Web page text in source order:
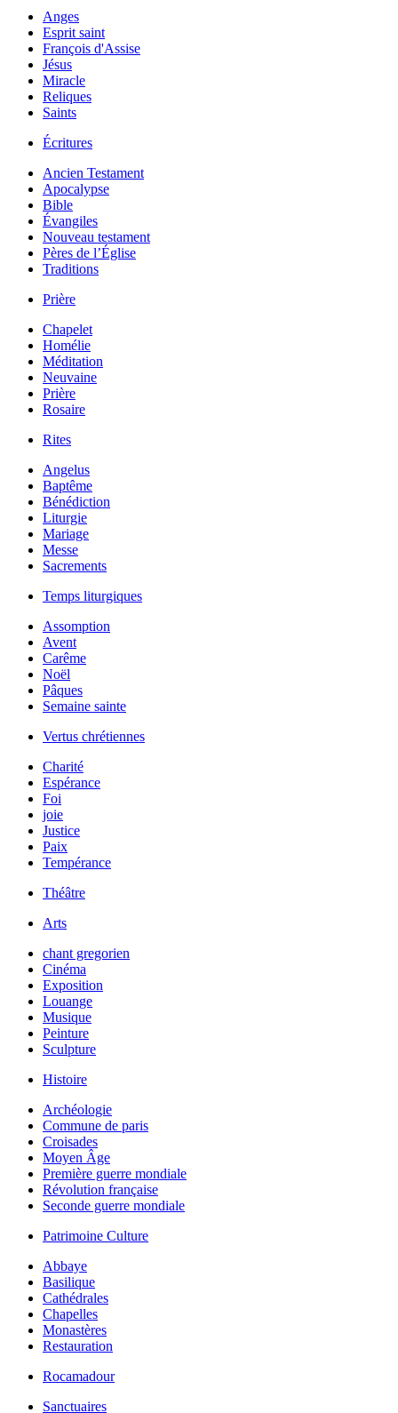
Anges
Esprit saint
François d'Assise
Jésus
Miracle
Reliques
Saints
Écritures
Ancien Testament
Apocalypse
Bible
Évangiles
Nouveau testament
Pères de l’Église
Traditions
Prière
Chapelet
Homélie
Méditation
Neuvaine
Prière
Rosaire
Rites
Angelus
Baptême
Bénédiction
Liturgie
Mariage
Messe
Sacrements
Temps liturgiques
Assomption
Avent
Carême
Noël
Pâques
Semaine sainte
Vertus chrétiennes
Charité
Espérance
Foi
joie
Justice
Paix
Tempérance
Théâtre
Arts
chant gregorien
Cinéma
Exposition
Louange
Musique
Peinture
Sculpture
Histoire
Archéologie
Commune de paris
Croisades
Moyen Âge
Première guerre mondiale
Révolution française
Seconde guerre mondiale
Patrimoine Culture
Abbaye
Basilique
Cathédrales
Chapelles
Monastères
Restauration
Rocamadour
Sanctuaires